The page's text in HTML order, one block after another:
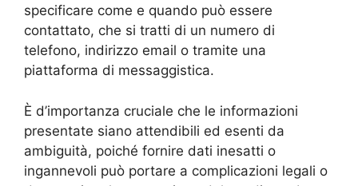
specificare come e quando può essere
contattato, che si tratti di un numero di
telefono, indirizzo email o tramite una
piattaforma di messaggistica.
È d’importanza cruciale che le informazioni
presentate siano attendibili ed esenti da
ambiguità, poiché fornire dati inesatti o
ingannevoli può portare a complicazioni legali o